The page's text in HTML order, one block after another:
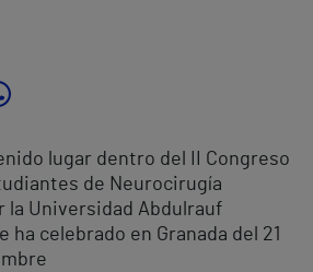
lugar dentro del II Congreso
de Neurocirugía
la Universidad Abdulrauf
ha celebrado en Granada del 21